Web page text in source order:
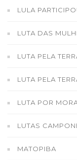
LULA
LUTA DAS
LUTA PELA
LUTA PELA
LUTA POR
LUTAS
MATOPIBA